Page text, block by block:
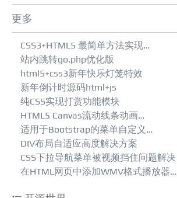
更多
CSS3+HTML5 最简单方法实现…
站内跳转go.php优化版
html5+css3新年快乐灯笼特效
新年倒计时源码html+js
纯CSS实现打赏功能模块
HTML5 Canvas流动线条动画…
适用于Bootstrap的菜单自定义…
DIV布局自适应高度解决方案
CSS下拉导航菜单被视频挡住问题解决
在HTML网页中添加WMV格式播放器…